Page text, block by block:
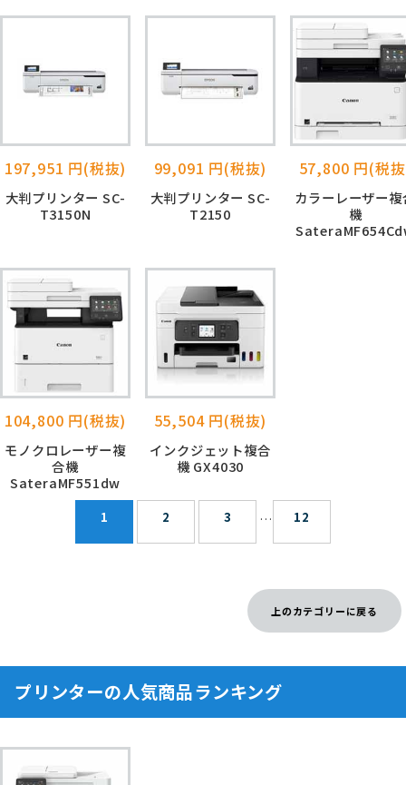
197,951 円(税抜)
大判プリンター SC-
T3150N
99,091 円(税抜)
大判プリンター SC-
T2150
57,800 円(税
カラーレーザー複
機
104,800 円(税抜)
モノクロレーザー複
合機
SateraMF551dw
55,504 円(税抜)
インクジェット複合
機 GX4030
1 2 3 … 12
上のカテゴリーに戻る
プリンターの人気商品ランキング